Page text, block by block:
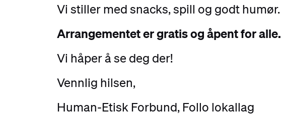
Vi stiller med snacks, spill og godt humør.
Arrangementet er gratis og åpent for alle.
Vi håper å se deg der!
Vennlig hilsen,
Human-Etisk Forbund, Follo lokallag